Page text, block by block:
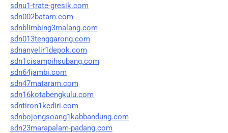
sdnu1-trate-gresik.com
sdn002batam.com
sdnblimbing3malang.com
sdn013tenggarong.com
sdnanyelir1depok.com
sdn1cisampihsubang.com
sdn64jambi.com
sdn47mataram.com
sdn16kotabengkulu.com
sdntiron1kediri.com
sdnbojongsoang1kabbandung.com
sdn23marapalam-padang.com